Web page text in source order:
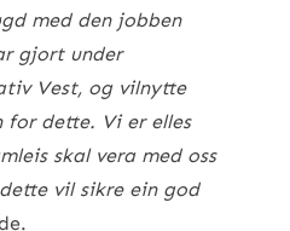
med den jobben
gjort under
Vest, og vilnytte
dette. Vi er elles
skal vera med oss
vil sikre ein god